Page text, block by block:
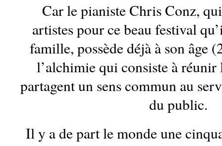
Car le pianiste Chris Conz,
artistes pour ce beau festival
famille, possède déjà à son âge
l’alchimie qui consiste à réunir
partagent un sens commun au
du public.
Il y a de part le monde une